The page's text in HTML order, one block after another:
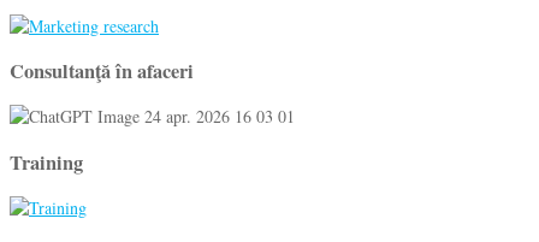
Consultanţă în afaceri
Training